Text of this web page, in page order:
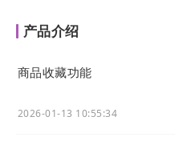
字化生产能力，进一步提
在，利用Website来提
达），这个Website还
备数字化能力的新官网。
产品介绍
商品收藏功能
2026-01-13 10:55:34